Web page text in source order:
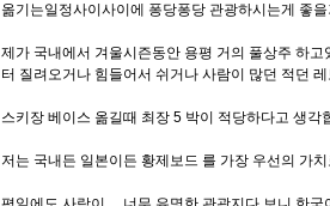
옮기는일정사이사이에 퐁당퐁당 관광하시는게 좋
제가 국내에서 겨울시즌동안 용평 거의 풀상주 하
터 질려오거나 힘들어서 쉬거나 사람이 많던 적던
스키장 베이스 옮길때 최장 5 박이 적당하다고 생
저는 국내든 일본이든 황제보드 를 가장 우선의 가